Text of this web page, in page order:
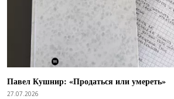
Павел Кушнир: «Продаться или умереть»
27.07.2026